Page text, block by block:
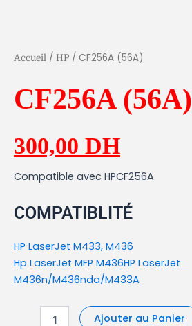
Accueil / HP / CF256A (56A)
CF256A (56A)
300,00 DH
Compatible avec HPCF256A
COMPATIBLITÉ
HP LaserJet M433, M436
Hp LaserJet MFP M436HP LaserJet
M436n/M436nda/M433A
Ajouter au Panier